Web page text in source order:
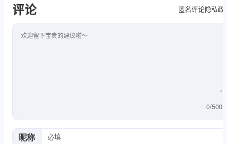
评论 匿名评论隐私政
评论内容
0/500
昵称